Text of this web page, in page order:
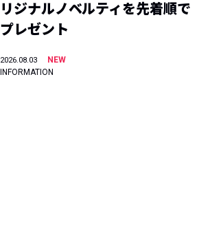
リジナルノベルティを先着順で
プレゼント
2026.08.03
NEW
INFORMATION